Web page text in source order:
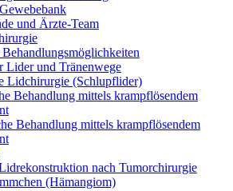
und Ärzte-Team
Lider und Tränenwege
Lidchirurgie (Schlupflider)
Behandlung mittels krampflösendem
Behandlung mittels krampflösendem
nach Tumorchirurgie
(Hämangiom)